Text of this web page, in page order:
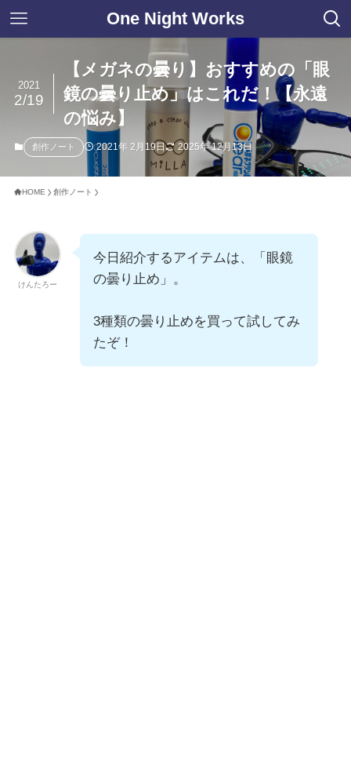
One Night Works
【メガネの曇り】おすすめの「眼
鏡の曇り止め」はこれだ！【永遠
の悩み】
2021
2/19
創作ノート 2021年 2月19日 2025年 12月13日
HOME 創作ノート
けんたろー
今日紹介するアイテムは、「眼鏡
の曇り止め」。
3種類の曇り止めを買って試してみ
たぞ！